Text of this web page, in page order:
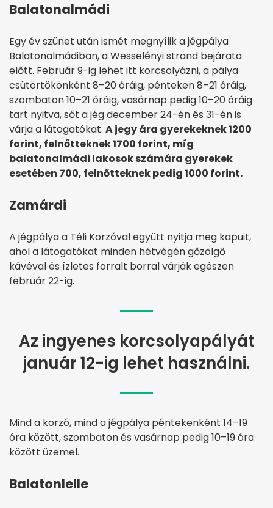
Balatonalmádi
Egy év szünet után ismét megnyílik a jégpálya
Balatonalmádiban, a Wesselényi strand bejárata
előtt. Február 9-ig lehet itt korcsolyázni, a pálya
csütörtökönként 8–20 óráig, pénteken 8–21 óráig,
szombaton 10–21 óráig, vasárnap pedig 10–20 óráig
tart nyitva, sőt a jég december 24-én és 31-én is
várja a látogatókat. A jegy ára gyerekeknek 1200
forint, felnőtteknek 1700 forint, míg
balatonalmádi lakosok számára gyerekek
esetében 700, felnőtteknek pedig 1000 forint.
Zamárdi
A jégpálya a Téli Korzóval együtt nyitja meg kapuit,
ahol a látogatókat minden hétvégén gőzölgő
kávéval és ízletes forralt borral várják egészen
február 22-ig.
Az ingyenes korcsolyapályát
január 12-ig lehet használni.
Mind a korzó, mind a jégpálya péntekenként 14–19
óra között, szombaton és vasárnap pedig 10–19 óra
között üzemel.
Balatonlelle